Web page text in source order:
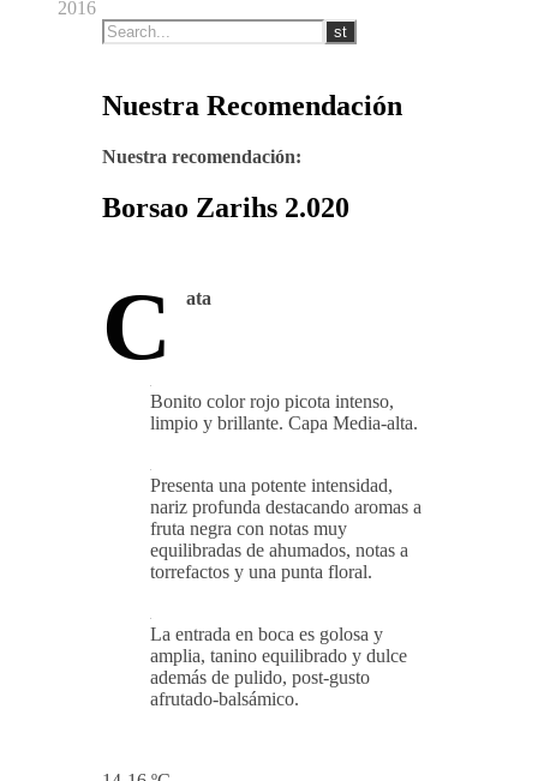
2016
Nuestra Recomendación
Nuestra recomendación:
Borsao Zarihs 2.020
C ata
Bonito color rojo picota intenso,
limpio y brillante. Capa Media-alta.
Presenta una potente intensidad,
nariz profunda destacando aromas a
fruta negra con notas muy
equilibradas de ahumados, notas a
torrefactos y una punta floral.
La entrada en boca es golosa y
amplia, tanino equilibrado y dulce
además de pulido, post-gusto
afrutado-balsámico.